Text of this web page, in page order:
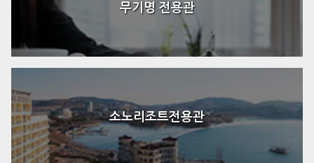
무기명 전용관
소노리조트전용관